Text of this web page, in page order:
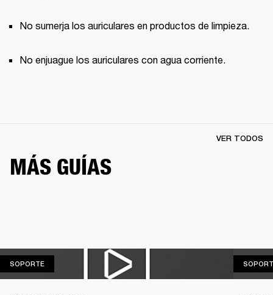
No sumerja los auriculares en productos de limpieza.
No enjuague los auriculares con agua corriente.
MÁS GUÍAS
VER TODOS
SOPORTESOPORTE